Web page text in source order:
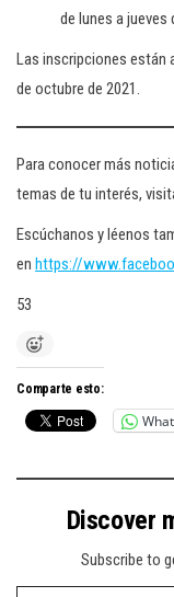
de lunes a jueves
Las inscripciones están
de octubre de 2021.
Para conocer más
temas de tu interés,
Escúchanos y léenos
en https://
53
Comparte esto:
Discover
Subscribe to
Type your email…